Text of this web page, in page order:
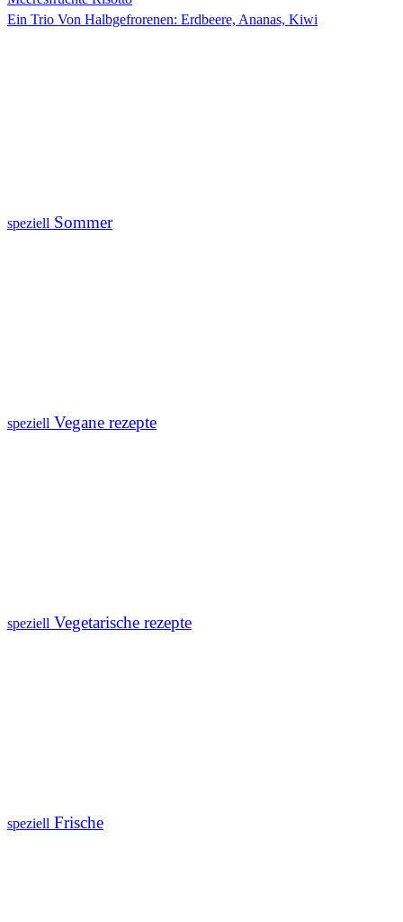
Ein Trio Von Halbgefrorenen: Erdbeere, Ananas, Kiwi
speziell Sommer
speziell Vegane rezepte
speziell Vegetarische rezepte
speziell Frische